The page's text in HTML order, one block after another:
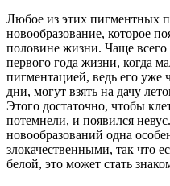
Любое из этих пигментных
новообразование, которое
половине жизни. Чаще всего
первого года жизни, когда
пигментацией, ведь его уже
дни, могут взять на дачу
Этого достаточно, чтобы
потемнели, и появился
новообразований одна
злокачественными, так что
белой, это может стать